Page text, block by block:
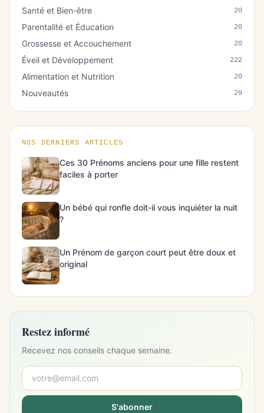
Santé et Bien-être 20
Parentalité et Éducation 20
Grossesse et Accouchement 20
Éveil et Développement 222
Alimentation et Nutrition 20
Nouveautés 29
NOS DERNIERS ARTICLES
Ces 30 Prénoms anciens pour une fille restent
faciles à porter
Un bébé qui ronfle doit-il vous inquiéter la nuit
?
Un Prénom de garçon court peut être doux et
original
Restez informé
Recevez nos conseils chaque semaine.
S'abonner